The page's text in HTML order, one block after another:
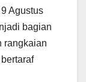
Agustus
bagian
rangkaian